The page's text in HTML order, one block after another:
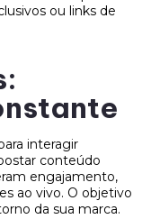
ou links de
interagir
conteúdo
engajamento,
ao vivo. O objetivo
da sua marca.